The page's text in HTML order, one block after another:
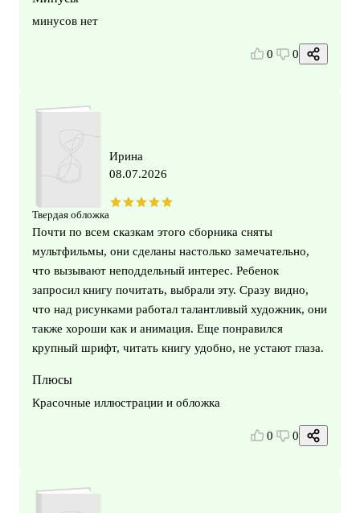
минусов нет
0 0
Твердая обложка
Ирина
08.07.2026
Почти по всем сказкам этого сборника сняты
мультфильмы, они сделаны настолько замечательно,
что вызывают неподдельный интерес. Ребенок
запросил книгу почитать, выбрали эту. Сразу видно,
что над рисунками работал талантливый художник, они
также хороши как и анимация. Еще понравился
крупный шрифт, читать книгу удобно, не устают глаза.
Плюсы
Красочные иллюстрации и обложка
0 0